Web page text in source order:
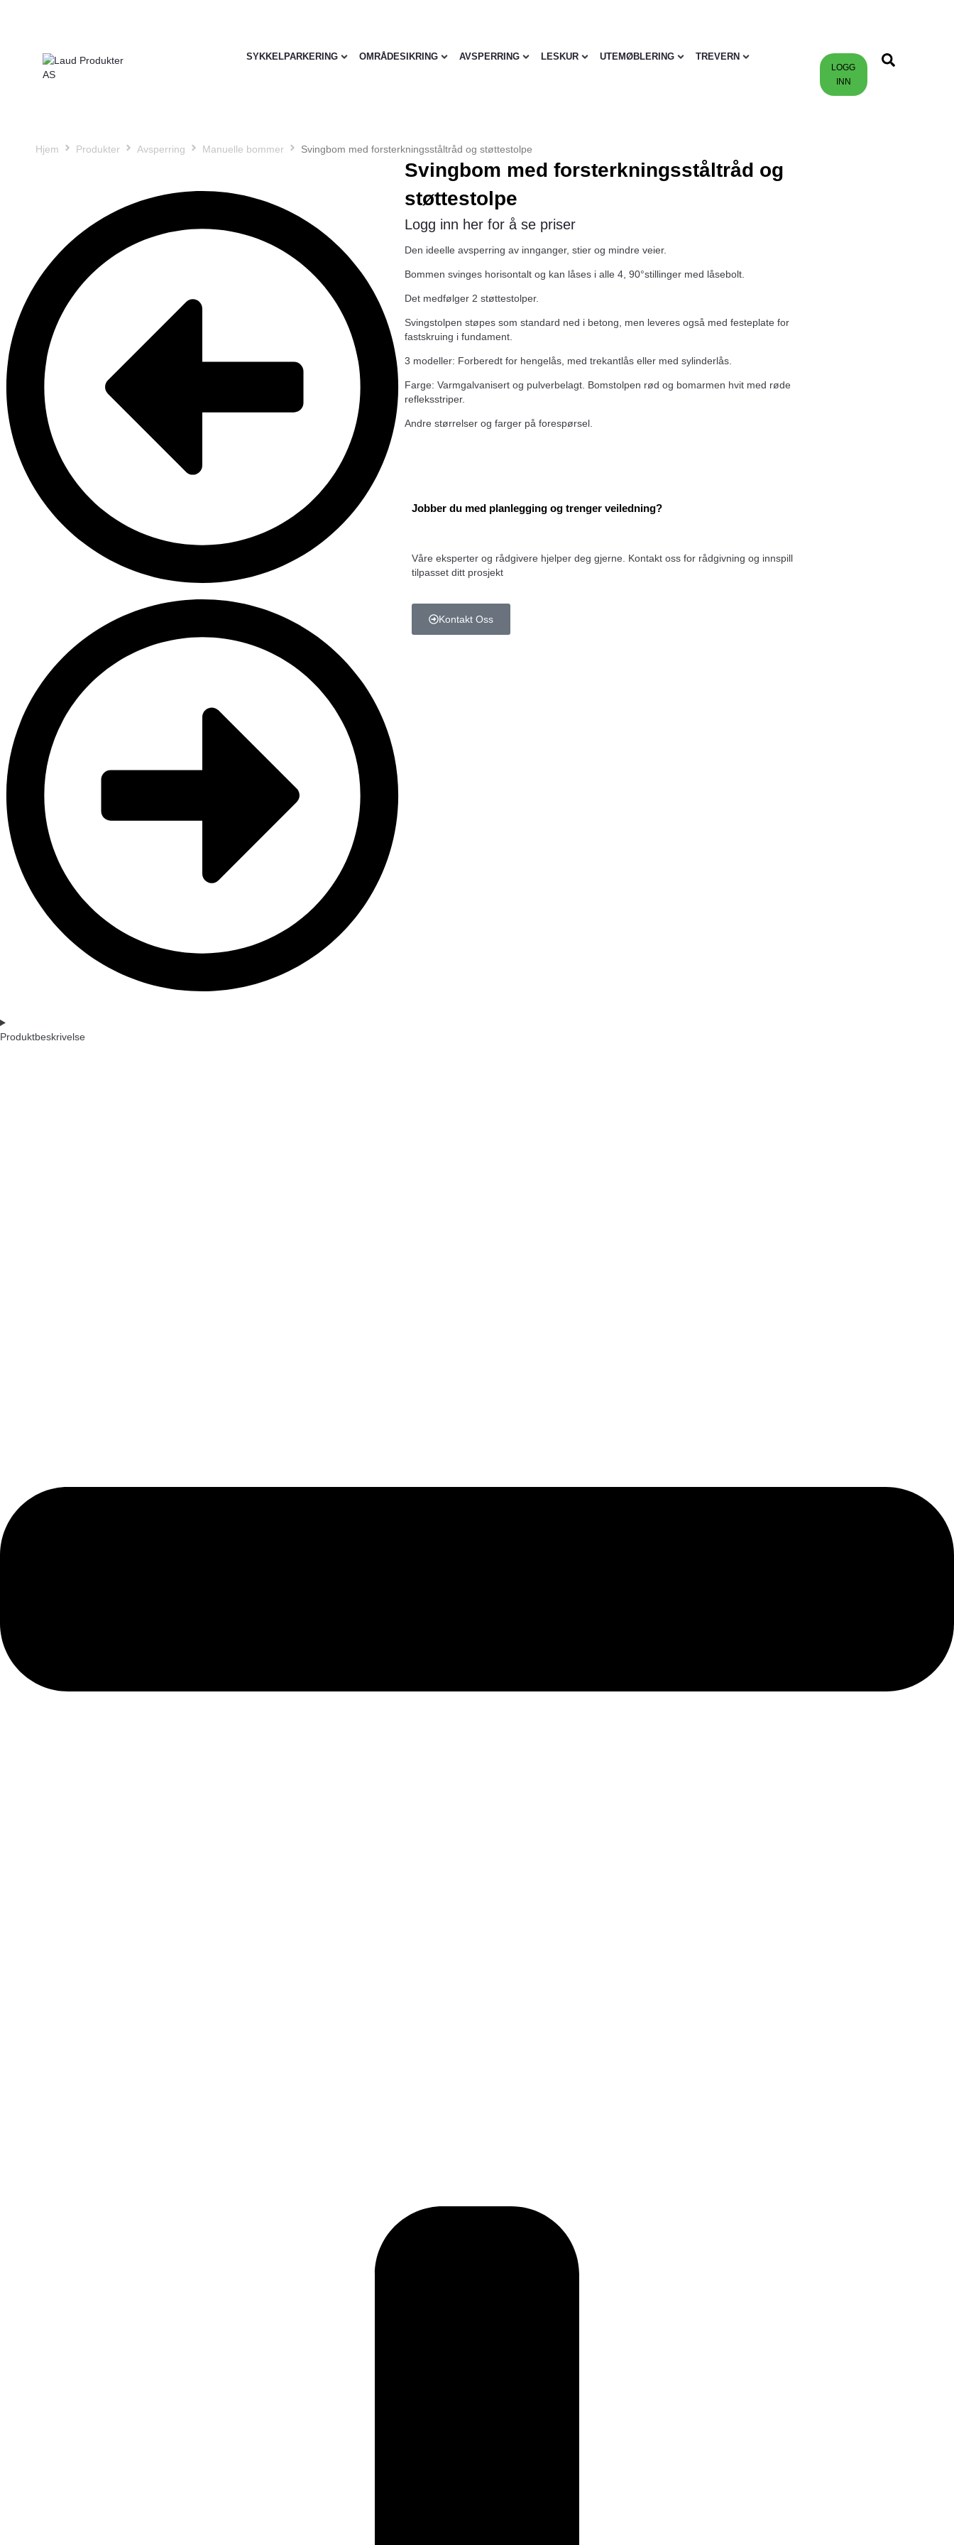
SYKKELPARKERING OMRÅDESIKRING AVSPERRING LESKUR UTEMØBLERING TREVERN
LOGG
INN
Hjem Produkter Avsperring Manuelle bommer Svingbom med forsterkningsståltråd og støttestolpe
Svingbom med forsterkningsståltråd og
støttestolpe
Logg inn her for å se priser
Den ideelle avsperring av innganger, stier og mindre veier.
Bommen svinges horisontalt og kan låses i alle 4, 90°stillinger med låsebolt.
Det medfølger 2 støttestolper.
Svingstolpen støpes som standard ned i betong, men leveres også med festeplate for
fastskruing i fundament.
3 modeller: Forberedt for hengelås, med trekantlås eller med sylinderlås.
Farge: Varmgalvanisert og pulverbelagt. Bomstolpen rød og bomarmen hvit med røde
refleksstriper.
Andre størrelser og farger på forespørsel.
Jobber du med planlegging og trenger veiledning?
Våre eksperter og rådgivere hjelper deg gjerne. Kontakt oss for rådgivning og innspill
tilpasset ditt prosjekt
Kontakt Oss
Produktbeskrivelse